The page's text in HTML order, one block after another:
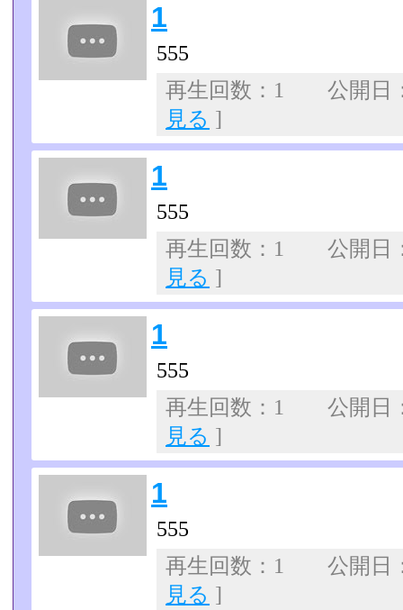
1
555
再生回数：1 公開
見る ]
1
555
再生回数：1 公開
見る ]
1
555
再生回数：1 公開
見る ]
1
555
再生回数：1 公開
見る ]